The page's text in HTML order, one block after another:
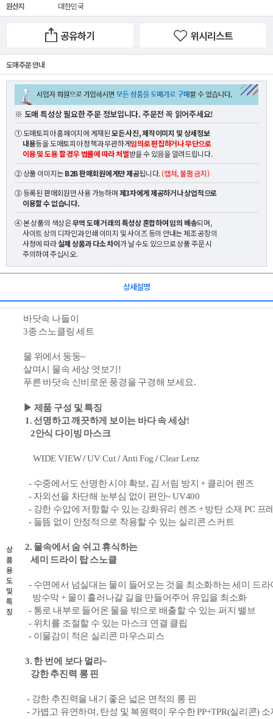
원산지 대한민국
공유하기 위시리스트
도매 주문 안내
※ 도매 특성상 필요한 주문 정보입니다. 주문전 꼭 읽어주세요!
① 도매토피아 홈페이지에 게재된모든 사진, 제작이미지 및 상세정보
내용등을 도매토피아 정책과 무관하게임의로 편집하거나 무단으로
이용 및 도용 할 경우 법률에 따라 처벌받을 수 있음을 알려드립니다.
② 상품 이미지는B2B 판매회원에게만 제공됩니다.(캡쳐, 불펌 금지)
③ 등록된 판매회원만 사용 가능하며제3자에게 제공하거나 상업적으로
이용할 수 없습니다.
④ 본 상품의 색상은무역 도매 거래의 특성상 혼합하여 임의 배송되며,
사이트 상의 디자인과 인쇄 이미지 및 사이즈 등의 안내는 제조 공장의
사정에 따라실제 상품과 다소 차이가 날 수도 있으므로 상품 주문 시
주의하여 주십시오.
상세설명
상
품
용
도
및
특
징
바닷속 나들이
3종 스노클링 세트
물 위에서 둥둥~
살며시 물속 세상 엿보기!
푸른 바닷속 신비로운 풍경을 구경해 보세요.
▶ 제품 구성 및 특징
1. 선명하고 깨끗하게 보이는 바다 속 세상!
2안식 다이빙 마스크
WIDE VIEW/UV Cut/ Anti Fog /Clear Lenz
- 수중에서도 선명한 시야 확보, 김 서림 방지 + 클리어 렌즈
- 자외선을 차단해 눈부심 없이 편안~ UV400
- 강한 수압에 저항할 수 있는 강화유리 렌즈 + 방탄 소재 PC 프
- 들뜸 없이
안정적으로 착용할 수 있는 실리콘 스커트
2. 물속에서 숨 쉬고 휴식하는
세미 드라이 탑 스노클
- 수면에서 넘실대는 물이 들어오는 것을 최소화하는 세미 드라
방수막 + 물이 흘러나갈 길을 만들어주어 유입을 최소화
- 통로 내부로 들어온 물을 밖으로 배출할 수 있는 퍼지 밸브
- 위치를 조절할 수 있는 마스크 연결 클립
- 이물감이 적은 실리콘 마우스피스
3. 한 번에 보다 멀리~
강한 추진력 롱 핀
- 강한 추진력을 내기 좋은 넓은 면적의 롱 핀
- 가볍고 유연하며, 탄성 및 복원력이 우수한 PP+TPR(실리콘) 소